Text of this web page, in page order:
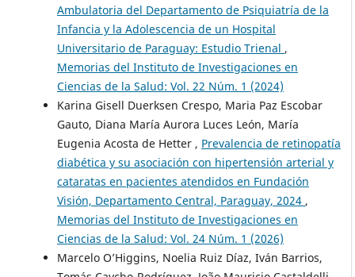
Ambulatoria del Departamento de Psiquiatría de la
Infancia y la Adolescencia de un Hospital
Universitario de Paraguay: Estudio Trienal ,
Memorias del Instituto de Investigaciones en
Ciencias de la Salud: Vol. 22 Núm. 1 (2024)
Karina Gisell Duerksen Crespo, Maria Paz Escobar
Gauto, Diana María Aurora Luces León, María
Eugenia Acosta de Hetter , Prevalencia de retinopatía
diabética y su asociación con hipertensión arterial y
cataratas en pacientes atendidos en Fundación
Visión, Departamento Central, Paraguay, 2024 ,
Memorias del Instituto de Investigaciones en
Ciencias de la Salud: Vol. 24 Núm. 1 (2026)
Marcelo O’Higgins, Noelia Ruiz Díaz, Iván Barrios,